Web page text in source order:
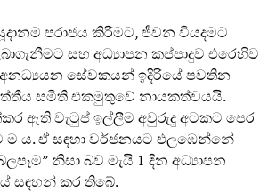
පරාජය කිරීමට, ජීවන වියදමට
සහ අධ්‍යාපන කප්පාදුව එරෙහිව
සේවකයන් ඉදිරියේ පවතින
සමිති එකමුතුවේ නායකත්වයයි.
ඇති වැටුප් ඉල්ලීම අවුරුදු අටකට පෙර
ම ය. ඒ සඳහා වර්ජනයට එලඹෙන්නේ
නිසා බව මැයි 1 දින අධ්‍යාපන
සඳහන් කර තිබේ.